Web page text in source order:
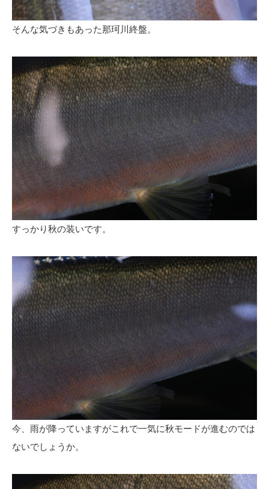
そんな気づきもあった那珂川終盤。
すっかり秋の装いです。
今、雨が降っていますがこれで一気に秋モードが進むのでは
ないでしょうか。